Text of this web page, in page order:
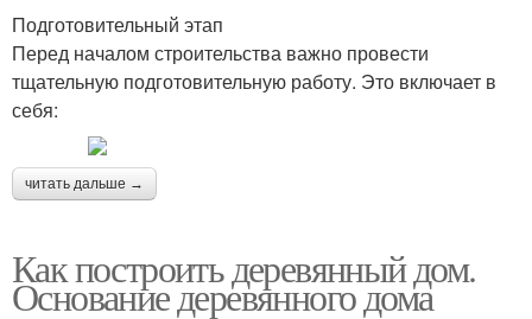
Подготовительный этап
Перед началом строительства важно провести
тщательную подготовительную работу. Это включает в
себя:
читать дальше →
Как построить деревянный дом.
Основание деревянного дома